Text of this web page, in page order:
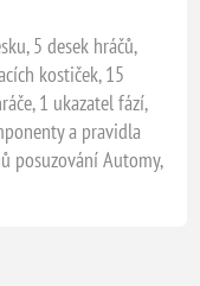
5 desek hráčů,
kostiček, 15
1 ukazatel fází,
a pravidla
posuzování Automy,